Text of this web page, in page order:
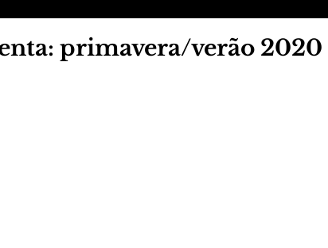
primavera/verão 2020